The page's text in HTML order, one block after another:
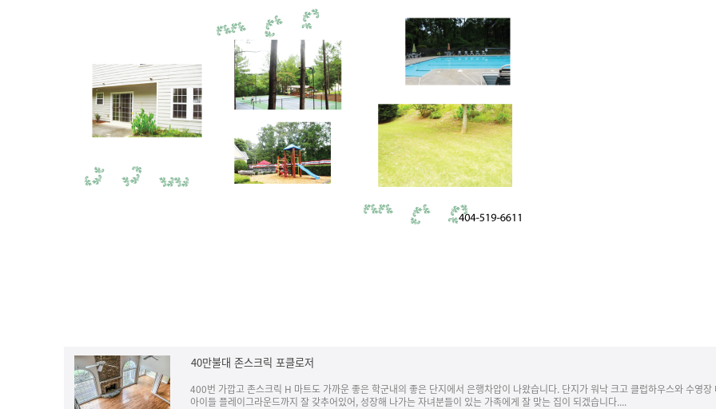
40만불대 존스크릭 포클로저
400번 가깝고 존스크릭 H 마트도 가까운 좋은 학군내의 좋은 단지에서 은행차압이 나왔습니다. 단지가 워낙 크고 클럽하우스와 수영장
아이들 플레이그라운드까지 잘 갖추어있어, 성장해 나가는 자녀분들이 있는 가족에게 잘 맞는 집이 되겠습니다....